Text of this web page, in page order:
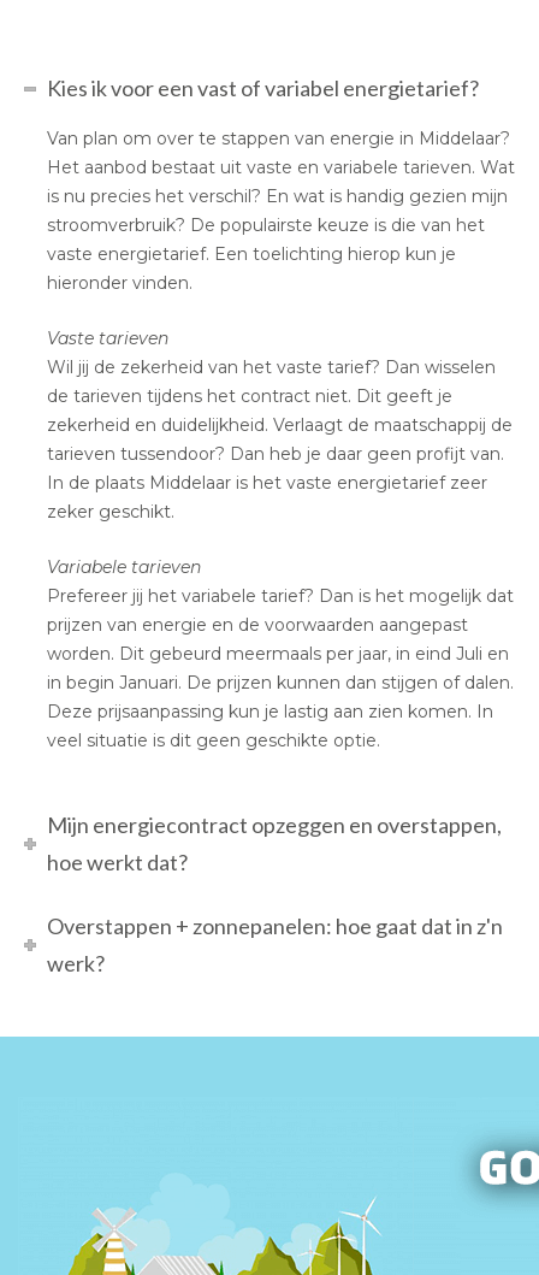
Kies ik voor een vast of variabel energietarief?
Van plan om over te stappen van energie in Middelaar?
Het aanbod bestaat uit vaste en variabele tarieven. Wat
is nu precies het verschil? En wat is handig gezien mijn
stroomverbruik? De populairste keuze is die van het
vaste energietarief. Een toelichting hierop kun je
hieronder vinden.
Vaste tarieven
Wil jij de zekerheid van het vaste tarief? Dan wisselen
de tarieven tijdens het contract niet. Dit geeft je
zekerheid en duidelijkheid. Verlaagt de maatschappij de
tarieven tussendoor? Dan heb je daar geen profijt van.
In de plaats Middelaar is het vaste energietarief zeer
zeker geschikt.
Variabele tarieven
Prefereer jij het variabele tarief? Dan is het mogelijk dat
prijzen van energie en de voorwaarden aangepast
worden. Dit gebeurd meermaals per jaar, in eind Juli en
in begin Januari. De prijzen kunnen dan stijgen of dalen.
Deze prijsaanpassing kun je lastig aan zien komen. In
veel situatie is dit geen geschikte optie.
Mijn energiecontract opzeggen en overstappen,
hoe werkt dat?
Overstappen + zonnepanelen: hoe gaat dat in z'n
werk?